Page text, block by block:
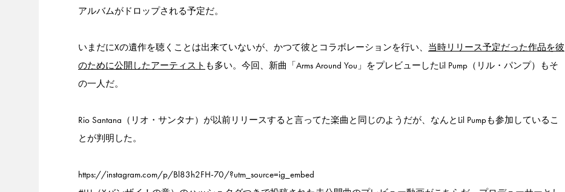
アルバムがドロップされる予定だ。
いまだにXの遺作を聴くことは出来ていないが、かつて彼とコラボレーションを行い、 当時リリース予定だった作品を彼
のために公開したアーティスト も多い。今回、新曲「Arms Around You」をプレビューしたLil Pump（リル・パンプ）もそ
の一人だ。
Rio Santana（リオ・サンタナ）が以前リリースすると言ってた楽曲と同じのようだが、なんとLil Pumpも参加しているこ
とが判明した。
https://instagram.com/p/Bl83h2FH-70/?utm_source=ig_embed